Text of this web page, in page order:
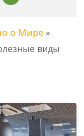
о Мире »
виды